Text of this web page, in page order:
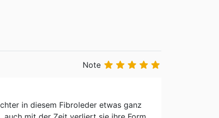
Note     
in diesem Fibroleder etwas ganz